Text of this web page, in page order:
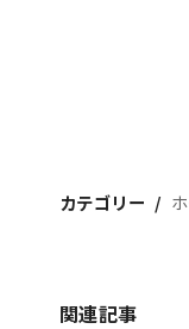
カテゴリー
関連記事